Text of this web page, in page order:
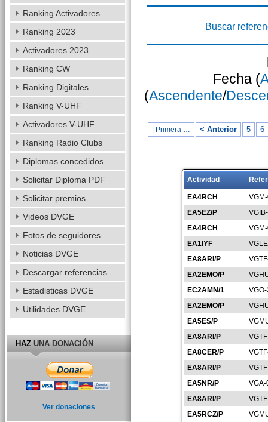
Buscar
Fecha (
(Ascendente/
| Primera … < Anterior 5 6
Actividad
EA4RCH
EA5EZ/P
EA4RCH
EA1IYF
EA8ARI/P
EA2EMO/P
EC2AMN/1
EA2EMO/P
EA5ES/P
EA8ARI/P
EA8CER/P
EA8ARI/P
EA5NR/P
EA8ARI/P
EA5RCZ/P
Ranking Activadores
Ranking 2023
Activadores 2023
Ranking CW
Ranking Digitales
Ranking V-UHF
Activadores V-UHF
Ranking Radio Clubs
Diplomas concedidos
Solicitar Diploma PDF
Solicitar premios
Videos DVGE
Fotos de seguidores
Noticias DVGE
Descargar referencias
Estadisticas DVGE
Utilidades DVGE
HAZUNA DONACIÓN
Ver donaciones